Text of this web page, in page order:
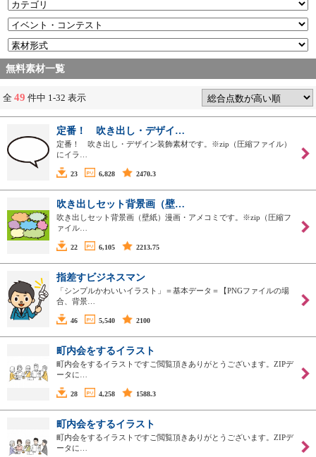
無料素材一覧
全 49 件中 1-32 表示
定番！ 吹き出し・デザイ…
定番！ 吹き出し・デザイン装飾素材です。※zip（圧縮ファイル）
にイラ…
23 6,828 2470.3
吹き出しセット背景画（壁…
吹き出しセット背景画（壁紙）漫画・アメコミです。※zip（圧縮フ
ァイル…
22 6,105 2213.75
指差すビジネスマン
「シンプルかわいいイラスト」＝基本データ＝【PNGファイルの場
合、背景…
46 5,540 2100
町内会をするイラスト
町内会をするイラストですご閲覧頂きありがとうございます。ZIPデ
ータに…
28 4,258 1588.3
町内会をするイラスト
町内会をするイラストですご閲覧頂きありがとうございます。ZIPデ
ータに…